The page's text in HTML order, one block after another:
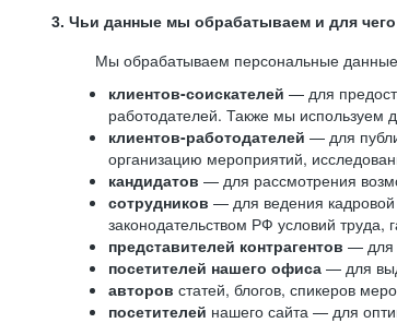
3. Чьи данные мы обрабатываем и для чего
Мы обрабатываем персональные
клиентов-соискателей — для
работодателей. Также мы используем
клиентов-работодателей — для
организацию мероприятий,
кандидатов — для рассмотрения
сотрудников — для ведения кадровой
законодательством РФ условий труда,
представителей контрагентов — для
посетителей нашего офиса — для
авторов статей, блогов, спикеров
посетителей нашего сайта — для